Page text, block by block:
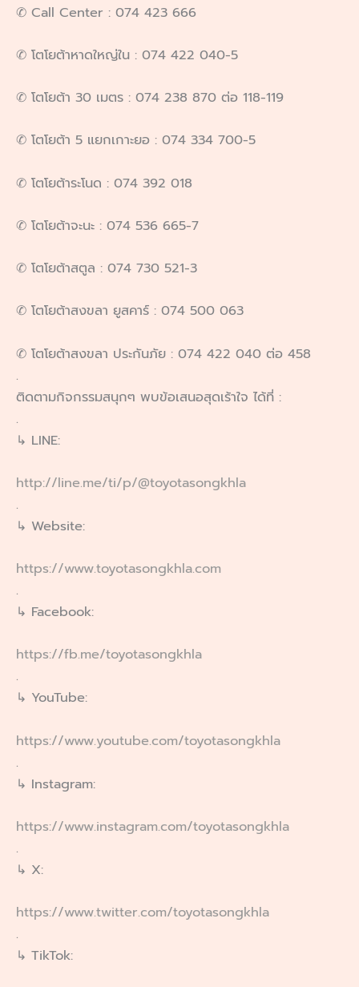
✆ Call Center : 074 423 666
✆ โตโยต้าหาดใหญ่ใน : 074 422 040-5
✆ โตโยต้า 30 เมตร : 074 238 870 ต่อ 118-119
✆ โตโยต้า 5 แยกเกาะยอ : 074 334 700-5
✆ โตโยต้าระโนด : 074 392 018
✆ โตโยต้าจะนะ : 074 536 665-7
✆ โตโยต้าสตูล : 074 730 521-3
✆ โตโยต้าสงขลา ยูสคาร์ : 074 500 063
✆ โตโยต้าสงขลา ประกันภัย : 074 422 040 ต่อ 458
.
ติดตามกิจกรรมสนุกๆ พบข้อเสนอสุดเร้าใจ ได้ที่ :
.
↳ LINE:
http://line.me/ti/p/@toyotasongkhla
.
↳ Website:
https://www.toyotasongkhla.com
.
↳ Facebook:
https://fb.me/toyotasongkhla
.
↳ YouTube:
https://www.youtube.com/toyotasongkhla
.
↳ Instagram:
https://www.instagram.com/toyotasongkhla
.
↳ X:
https://www.twitter.com/toyotasongkhla
.
↳ TikTok: